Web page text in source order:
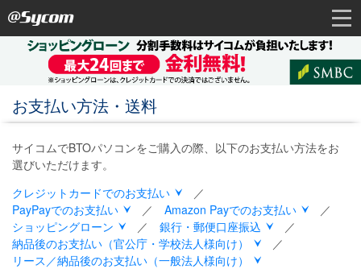
お支払い方法・送料
サイコムでBTOパソコンをご購入の際、以下のお支払い方法をお
選びいただけます。
クレジットカードでのお支払い
／
PayPayでのお支払い
／ Amazon Payでのお支払い
／
ショッピングローン
／ 銀行・郵便口座振込
／
納品後のお支払い（官公庁・学校法人様向け）
／
リース／納品後のお支払い（一般法人様向け）